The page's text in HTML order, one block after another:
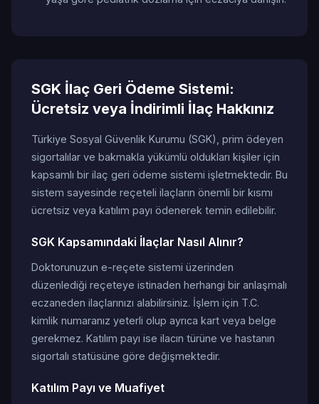
SGK İlaç Geri Ödeme Sistemi:
Ücretsiz veya İndirimli İlaç Hakkınız
Türkiye Sosyal Güvenlik Kurumu (SGK), prim ödeyen
sigortalılar ve bakmakla yükümlü oldukları kişiler için
kapsamlı bir ilaç geri ödeme sistemi işletmektedir. Bu
sistem sayesinde reçeteli ilaçların önemli bir kısmı
ücretsiz veya katılım payı ödenerek temin edilebilir.
SGK Kapsamındaki İlaçlar Nasıl Alınır?
Doktorunuzun e-reçete sistemi üzerinden
düzenlediği reçeteye istinaden herhangi bir anlaşmalı
eczaneden ilaçlarınızı alabilirsiniz. İşlem için T.C.
kimlik numaranız yeterli olup ayrıca kart veya belge
gerekmez. Katılım payı ise ilacın türüne ve hastanın
sigortalı statüsüne göre değişmektedir.
Katılım Payı ve Muafiyet